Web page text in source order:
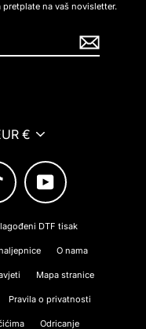
na vaš novisletter.
€
TikTok YouTube
DTF tisak
O nama
Mapa stranice
Pravila o privatnosti
Odricanje